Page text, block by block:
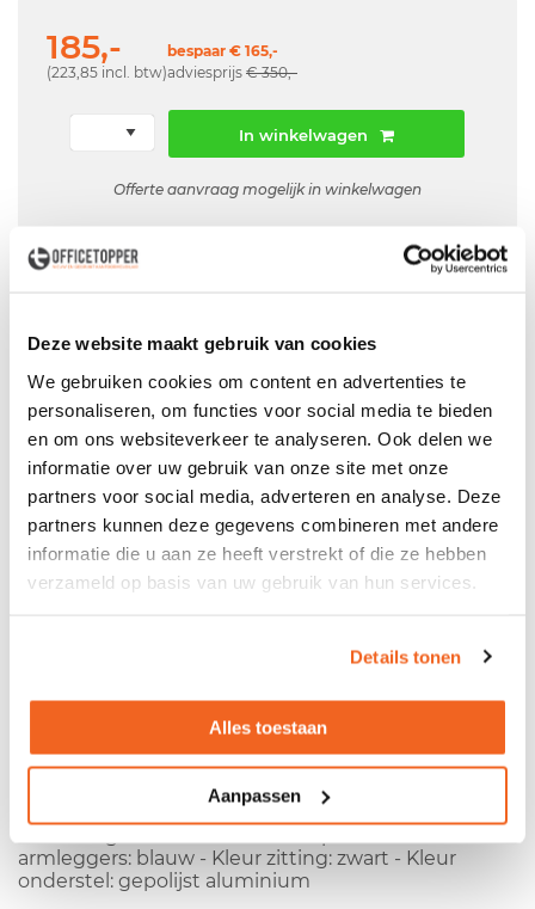
Deze website maakt gebruik van cookies
We gebruiken cookies om content en advertenties te
personaliseren, om functies voor social media te bieden
en om ons websiteverkeer te analyseren. Ook delen we
informatie over uw gebruik van onze site met onze
partners voor social media, adverteren en analyse. Deze
partners kunnen deze gegevens combineren met andere
informatie die u aan ze heeft verstrekt of die ze hebben
verzameld op basis van uw gebruik van hun services.
Details tonen
Alles toestaan
Aanpassen
185,-
(223,85 incl. btw)
bespaar € 165,-
adviesprijs € 350,-
In winkelwagen
Offerte aanvraag mogelijk in winkelwagen
Niet leverbaar
Voor zowelParticulieralsZakelijk
ProfessioneleBezorg- en Montageservice
Productspecificaties
en zitting - Zit hoogte verstelbaar - Armleggers in
hoogte verstelbaar - Synchroonmechaniek met
gewichtsinstelling - Metalen kruisvoet -
Armleuningen zijn licht verkleurd
armleggers: blauw - Kleur zitting: zwart - Kleur
onderstel: gepolijst aluminium